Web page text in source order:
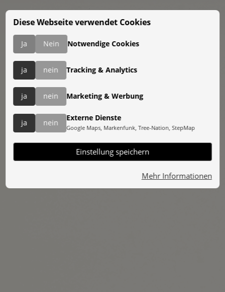
Wunschtermin
Termin verfügbar
Teilnehmeranzahl:
1
Diese Webseite verwendet Cookies
Ja Nein Notwendige Cookies
ja nein Tracking & Analytics
ja nein Marketing & Werbung
ja nein
Externe Dienste
Google Maps, Markenfunk, Tree-Nation, StepMap
Einstellung speichern
Mehr Informationen